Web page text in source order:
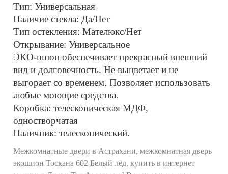
Тип: Универсальная
Наличие стекла: Да/Нет
Тип остекления: Мателюкс/Нет
Открывание: Универсальное
ЭКО-шпон обеспечивает прекрасный внешний
вид и долговечность. Не выцветает и не
выгорает со временем. Позволяет использовать
любые моющие средства.
Коробка: телескопическая МДФ,
одностворчатая
Наличник: телескопический.
Межкомнатные двери в Астрахани, межкомнатная дверь
экошпон Тоскана 602 Белый лёд, купить в интернет